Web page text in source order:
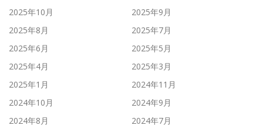
2025年10月
2025年9月
2025年8月
2025年7月
2025年6月
2025年5月
2025年4月
2025年3月
2025年1月
2024年11月
2024年10月
2024年9月
2024年8月
2024年7月